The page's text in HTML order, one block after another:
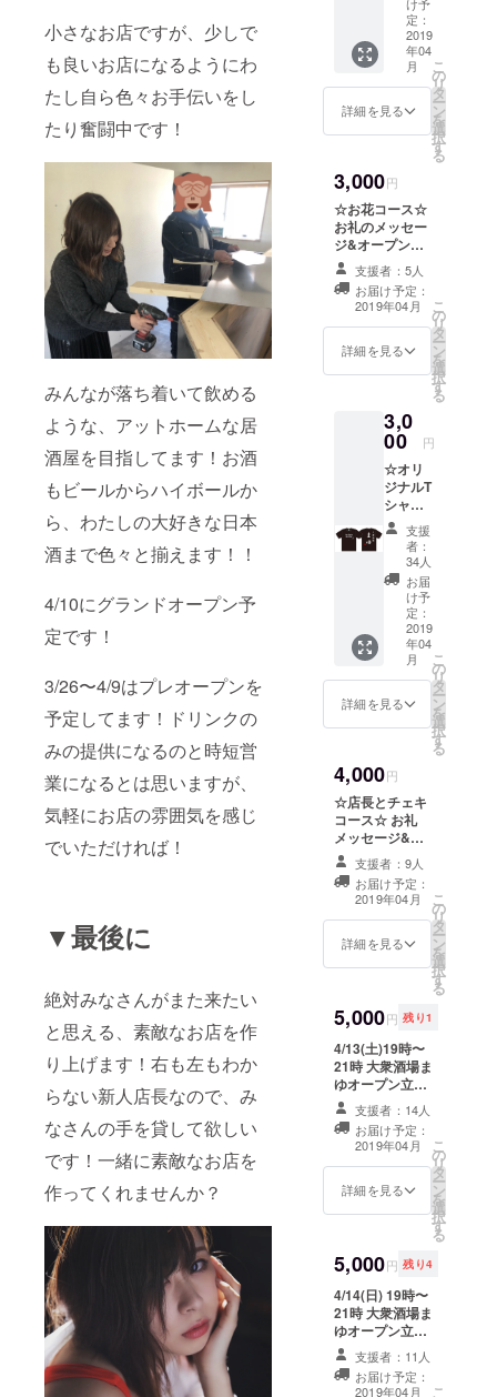
小さなお店ですが、少しで
も良いお店になるようにわ
たし自ら色々お手伝いをし
たり奮闘中です！
みんなが落ち着いて飲める
ような、アットホームな居
酒屋を目指してます！お酒
もビールからハイボールか
ら、わたしの大好きな日本
酒まで色々と揃えます！！
4/10にグランドオープン予
定です！
3/26〜4/9はプレオープンを
予定してます！ドリンクの
みの提供になるのと時短営
業になるとは思いますが、
気軽にお店の雰囲気を感じ
でいただければ！
▼最後に
絶対みなさんがまた来たい
と思える、素敵なお店を作
り上げます！右も左もわか
らない新人店長なので、み
なさんの手を貸して欲しい
です！一緒に素敵なお店を
作ってくれませんか？
と一緒
に、一
人一人
に乾杯
グラビ
ア動画
をお送
りしま
す！&ド
リンク
一杯
サービ
ス付き
※乾杯グ
ラビア
動画で
お名前
を呼ば
ただき
ます。
クネー
ムなど
をご希
望され
る方
は、支
援時の
備考欄
に記入
してく
ださ
い。未
記入の
場合
は、登
だいて
いるご
させて
いただ
きま
す。
定：
2019
年04
月
詳細を見る
こ
の
リ
タ
ー
ン
を
選
択
す
る
3,000円
☆お花コース☆
お礼のメッセー
ジ&オープンお
祝い花に手書き
でお名前を書か
せていただき
オープン後しば
らく飾らせてい
ただきます！！
します。&ドリ
ンク一杯サービ
支援者：5人
お届け予定：
2019年04月
詳細を見る
こ
の
リ
タ
ー
ン
を
選
択
す
る
3,0
00 円
☆オリ
ジナルT
シャツ
コース
☆ 大衆
酒場ま
ゆのオ
リジナ
ルTシャ
ツコー
スで
す！ 店
内でも
店員が
着てい
るTシャ
じデザ
インに
なりま
す！是
非みん
なでお
揃いで
着ま
しょ
う！！&
ドリン
ク一杯
支援
者：
34人
お届
け予
定：
2019
年04
月
詳細を見る
こ
の
リ
タ
ー
ン
を
選
択
す
る
4,000円
☆店長とチェキ
コース☆ お礼
メッセージ&お
花コース&来店
時に店長とツー
ショットチェキ
(もしくはピン
チェキ)！&ドリ
ンク一杯サービ
支援者：9人
お届け予定：
2019年04月
詳細を見る
こ
の
リ
タ
ー
ン
を
選
択
す
る
5,000円 残り1
4/13(土)19時〜
21時 大衆酒場ま
ゆオープン立食
パー
ティー！！！ ス
ペシャルゲスト
も？！？！？！
支援者：14人
お届け予定：
2019年04月
詳細を見る
こ
の
リ
タ
ー
ン
を
選
択
す
る
5,000円 残り4
4/14(日) 19時〜
21時 大衆酒場ま
ゆオープン立食
パー
ティー！！！！
スペシャルゲス
支援者：11人
お届け予定：
2019年04月
こ